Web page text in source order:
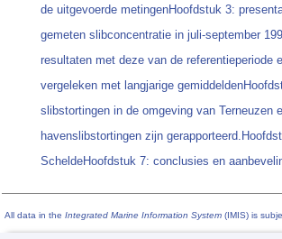
de uitgevoerde metingenHoofdstuk 3:
gemeten slibconcentratie in juli-september
resultaten met deze van de referentieperiode
vergeleken met langjarige
slibstortingen in de omgeving van Terneuzen
havenslibstortingen zijn
ScheldeHoofdstuk 7: conclusies en
All data in the Integrated Marine Information System (IMIS) is